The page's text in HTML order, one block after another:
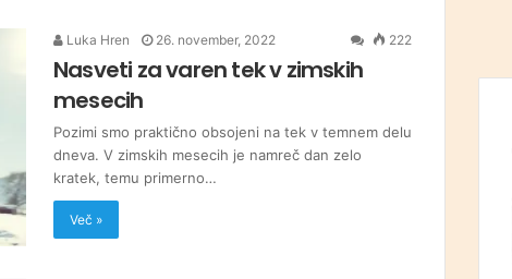
Luka Hren 26. november, 2022 222
Nasveti za varen tek v zimskih
mesecih
Pozimi smo praktično obsojeni na tek v temnem delu
dneva. V zimskih mesecih je namreč dan zelo
kratek, temu primerno…
Več »